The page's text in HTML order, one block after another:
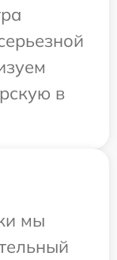
в
мы